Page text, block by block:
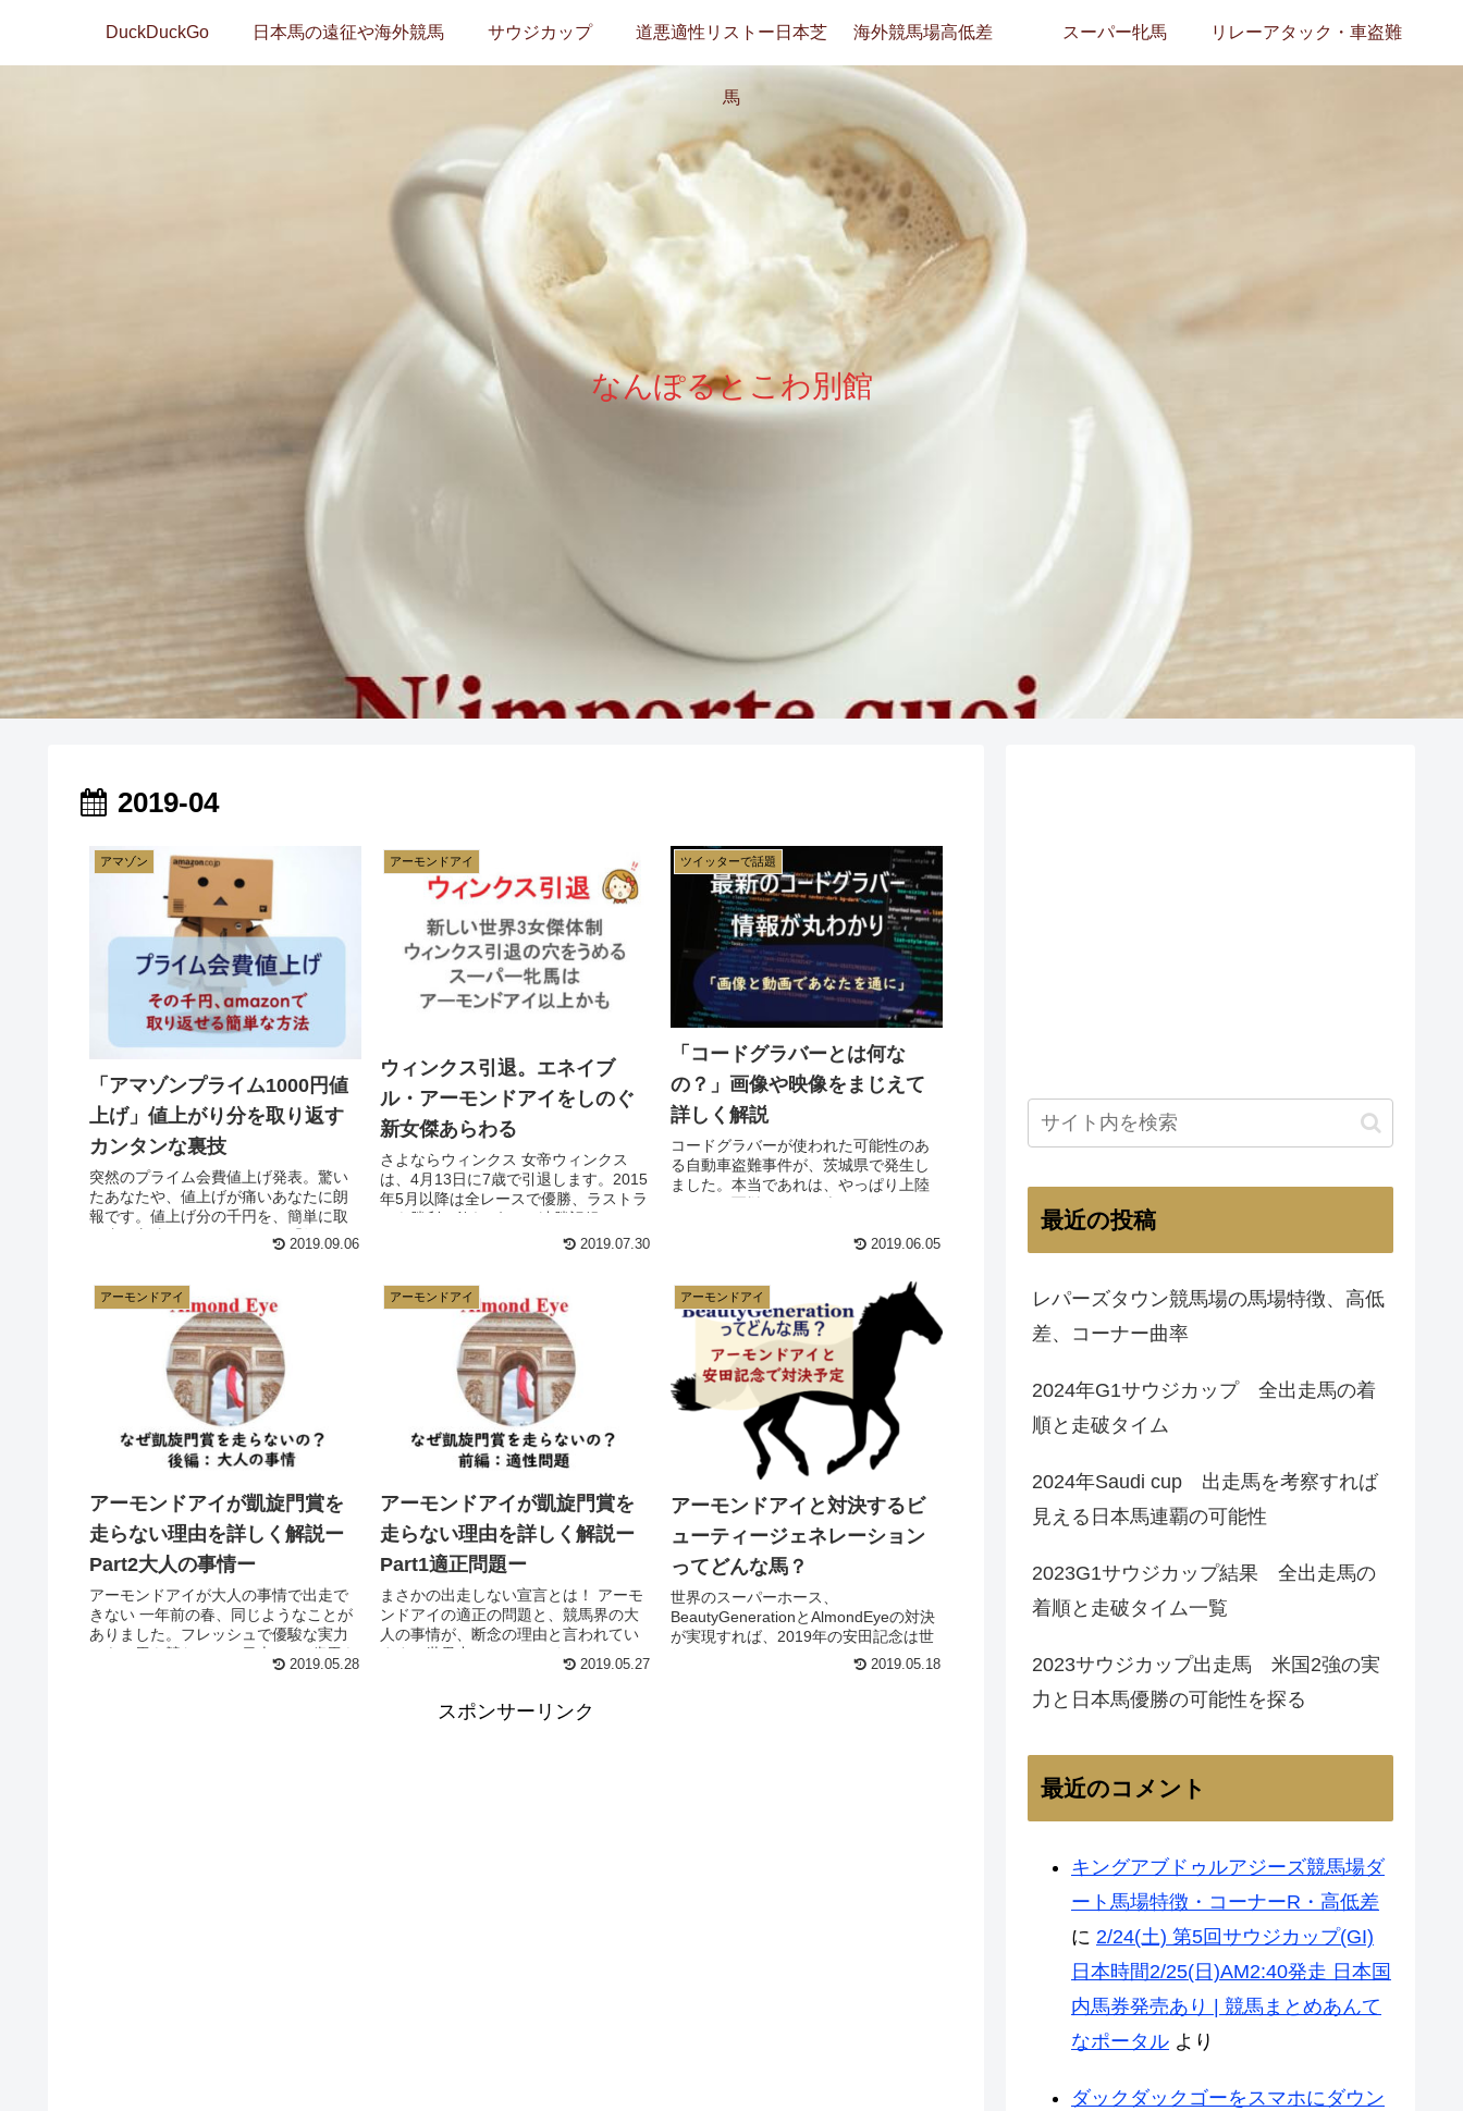
なんぽるとこわ別館
DuckDuckGo 日本馬の遠征や海外競馬 サウジカップ 道悪適性リストー日本芝
馬
海外競馬場高低差 スーパー牝馬 リレーアタック・車盗難
2019-04
アマゾン
「アマゾンプライム1000円値
上げ」値上がり分を取り返す
カンタンな裏技
突然のプライム会費値上げ発表。驚い
たあなたや、値上げが痛いあなたに朗
報です。値上げ分の千円を、簡単に取
り戻す方法があるんですよ。「知って
る人は皆やってる、知らないあなたは
す。
2019.09.06
アーモンドアイ
ウィンクス引退。エネイブ
ル・アーモンドアイをしのぐ
新女傑あらわる
さよならウィンクス 女帝ウィンクス
は、4月13日に7歳で引退します。2015
年5月以降は全レースで優勝、ラストラ
ンを勝利で飾れば、 33連勝記録 G1レ
ース25勝 生涯成績43戦37勝 世界ラン
2019.07.30
ツイッターで話題
「コードグラバーとは何な
の？」画像や映像をまじえて
詳しく解説
コードグラバーが使われた可能性のあ
る自動車盗難事件が、茨城県で発生し
ました。本当であれは、やっぱり上陸
2019.06.05
アーモンドアイ
アーモンドアイが凱旋門賞を
走らない理由を詳しく解説ー
Part2大人の事情ー
アーモンドアイが大人の事情で出走で
きない 一年前の春、同じようなことが
ありました。フレッシュで優駿な実力
のある馬を競わせて、日本一の3歳馬を
決める日本ダービーのときです。 アー
2019.05.28
アーモンドアイ
アーモンドアイが凱旋門賞を
走らない理由を詳しく解説ー
Part1適正問題ー
まさかの出走しない宣言とは！ アーモ
ンドアイの適正の問題と、競馬界の大
人の事情が、断念の理由と言われてい
ます。世界中のアーモンドアイファン
を落胆させた、凱旋門賞見送りの真相
を走らない3つの理由...
2019.05.27
アーモンドアイ
アーモンドアイと対決するビ
ューティージェネレーション
ってどんな馬？
世界のスーパーホース、
BeautyGenerationとAlmondEyeの対決
が実現すれば、2019年の安田記念は世
紀のイベントになりそうです。 ビュー
ティージェネレーションのプロフィー
2019.05.18
スポンサーリンク
最近の投稿
レパーズタウン競馬場の馬場特徴、高低
差、コーナー曲率
2024年G1サウジカップ 全出走馬の着
順と走破タイム
2024年Saudi cup 出走馬を考察すれば
見える日本馬連覇の可能性
2023G1サウジカップ結果 全出走馬の
着順と走破タイム一覧
2023サウジカップ出走馬 米国2強の実
力と日本馬優勝の可能性を探る
最近のコメント
キングアブドゥルアジーズ競馬場ダ
ート馬場特徴・コーナーR・高低差
に 2/24(土) 第5回サウジカップ(GI)
日本時間2/25(日)AM2:40発走 日本国
内馬券発売あり | 競馬まとめあんて
なポータル より
ダックダックゴーをスマホにダウン